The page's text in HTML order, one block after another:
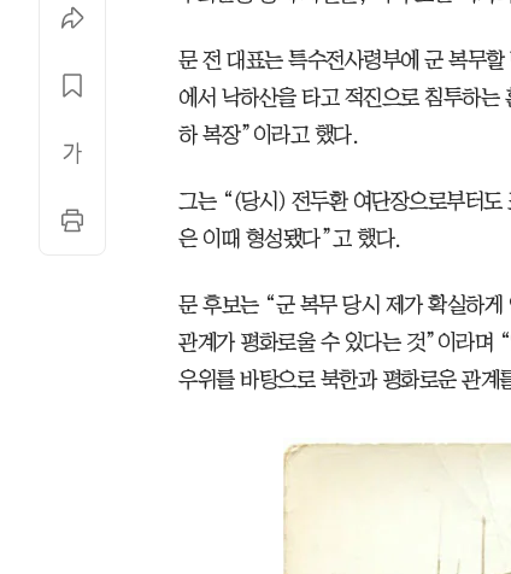
문 전 대표는 특수전사령부에 군 복무
에서 낙하산을 타고 적진으로 침투하
하 복장”이라고 했다.
그는 “(당시) 전두환 여단장으로부터
은 이때 형성됐다”고 했다.
문 후보는 “군 복무 당시 제가 확실하
관계가 평화로울 수 있다는 것”이라며
우위를 바탕으로 북한과 평화로운 관계